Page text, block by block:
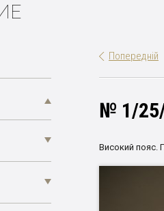
Попередній
№ 1/
Високий пояс.